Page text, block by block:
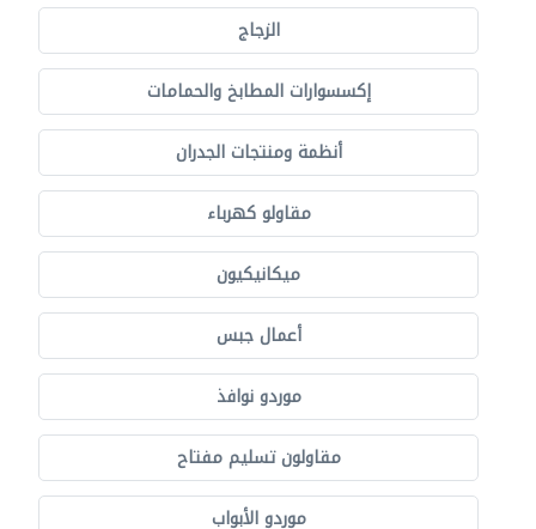
الزجاج
إكسسوارات المطابخ والحمامات
أنظمة ومنتجات الجدران
مقاولو كهرباء
ميكانيكيون
أعمال جبس
موردو نوافذ
مقاولون تسليم مفتاح
موردو الأبواب